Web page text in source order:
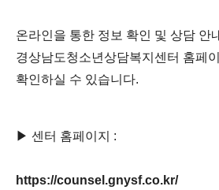
온라인을 통한 정보 확인 및 상담 안
경상남도청소년상담복지센터 홈페
확인하실 수 있습니다.
▶ 센터 홈페이지 :
https://counsel.gnysf.co.kr/